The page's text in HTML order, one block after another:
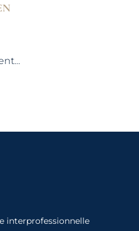
interprofessionnelle